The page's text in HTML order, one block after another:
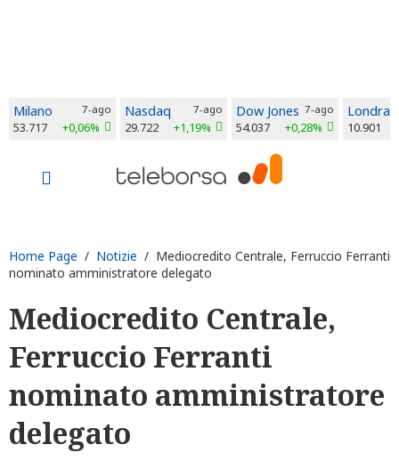
Milano 7-ago
53.717 +0,06%
Nasdaq 7-ago
29.722 +1,19%
Dow Jones 7-ago
54.037 +0,28%
Londra
10.901
Home Page / Notizie / Mediocredito Centrale, Ferruccio Ferranti
nominato amministratore delegato
Mediocredito Centrale,
Ferruccio Ferranti
nominato amministratore
delegato